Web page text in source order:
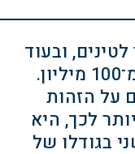
57 מיליון לטינים, ובעוד
עשרים שנה יהיו למעלה מ־100 מיליון.
על הזהות
לכך, היא
בגודלו של